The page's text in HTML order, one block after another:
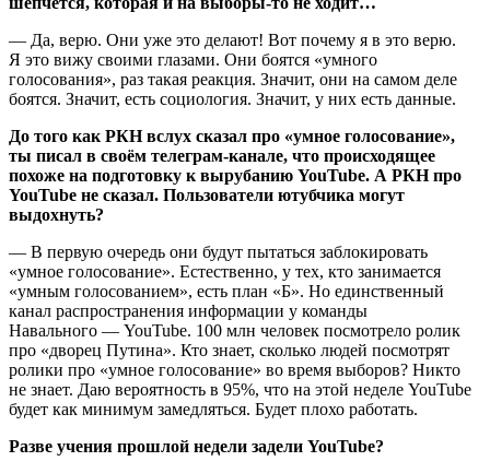
— Да, верю. Они уже это делают! Вот почему я в это верю.
Я это вижу своими глазами. Они боятся «умного
голосования», раз такая реакция. Значит, они на самом деле
боятся. Значит, есть социология. Значит, у них есть данные.
До того как РКН вслух сказал про «умное голосование»,
ты писал в своём телеграм-канале, что происходящее
похоже на подготовку к вырубанию YouTube. А РКН про
YouTube не сказал. Пользователи ютубчика могут
выдохнуть?
— В первую очередь они будут пытаться заблокировать
«умное голосование». Естественно, у тех, кто занимается
«умным голосованием», есть план «Б». Но единственный
канал распространения информации у команды
Навального — YouTube. 100 млн человек посмотрело ролик
про «дворец Путина». Кто знает, сколько людей посмотрят
ролики про «умное голосование» во время выборов? Никто
не знает. Даю вероятность в 95%, что на этой неделе YouTube
будет как минимум замедляться. Будет плохо работать.
Разве учения прошлой недели задели YouTube?